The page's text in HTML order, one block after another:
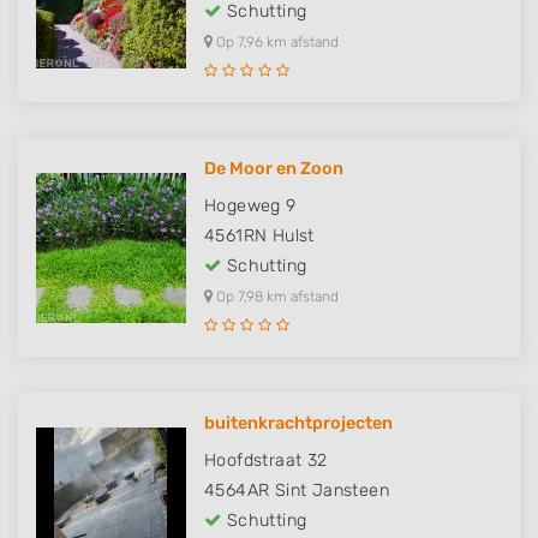
Schutting
Op 7,96 km afstand
De Moor en Zoon
Hogeweg 9
4561RN Hulst
Schutting
Op 7,98 km afstand
buitenkrachtprojecten
Hoofdstraat 32
4564AR Sint Jansteen
Schutting